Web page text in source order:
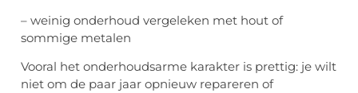
– weinig onderhoud vergeleken met hout of
sommige metalen
Vooral het onderhoudsarme karakter is prettig: je wilt
niet om de paar jaar opnieuw repareren of